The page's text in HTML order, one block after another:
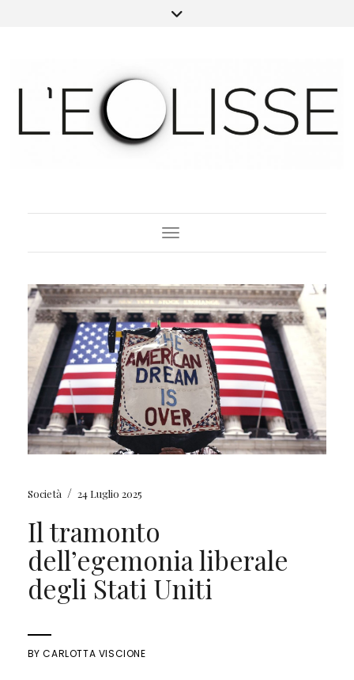
Toggle Navigation
Società / 24 Luglio 2025
Il tramonto
dell’egemonia liberale
degli Stati Uniti
BYCARLOTTA VISCIONE